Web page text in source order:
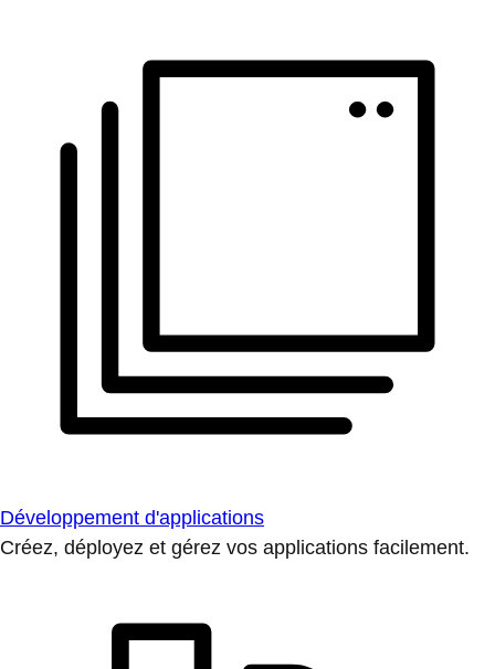
Développement d'applications
Créez, déployez et gérez vos applications facilement.